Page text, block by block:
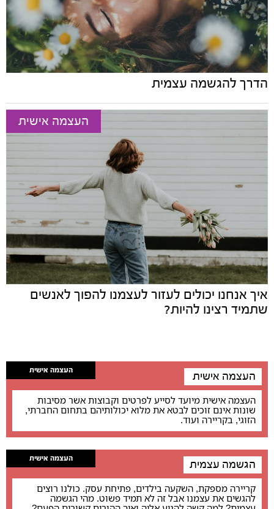
הדרך להגשמה עצמית
העצמה אישית
איך אנחנו יכולים לעזור לעצמנו להפוך לאנשים
שתמיד רצינו להיות?
העצמה אישית העצמה אישית
העצמה אישית מיועד לסייע לפרטים וקבוצות אשר מסיבות
שונות אינם זוכים לבטא את מלוא יכולותיהם בתחום החברתי,
הזוגי, בקריירה ועוד.
העצמה אישית הגשמה עצמית
קריירה מספקת, השקעה בילדים, פתיחת עסק. כולנו רוצים
להגשים את עצמנו אבל זה לא תמיד פשוט. מהי הגשמה